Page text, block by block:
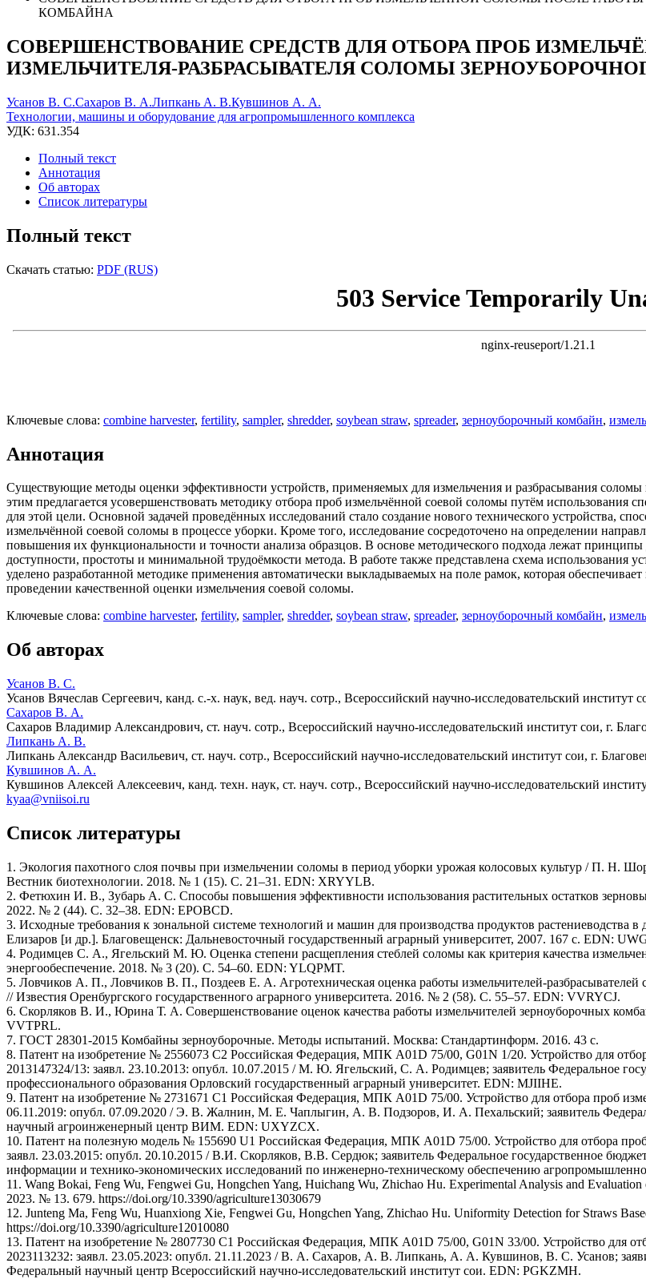
КОМБАЙНА
СОВЕРШЕНСТВОВАНИЕ СРЕДСТВ ДЛЯ ОТБОРА ПРОБ
ИЗМЕЛЬЧИТЕЛЯ-РАЗБРАСЫВАТЕЛЯ СОЛОМЫ
Усанов В. С.Сахаров В. А.Липкань А. В.Кувшинов А. А.
Технологии, машины и оборудование для агропромышленного комплекса
УДК: 631.354
Полный текст
Аннотация
Об авторах
Список литературы
Полный текст
Скачать статью: PDF (RUS)
Ключевые слова: combine harvester, fertility, sampler, shredder, soybean straw, spreader, зерноуборочный комбайн,
Аннотация
Существующие методы оценки эффективности устройств, применяемых для измельчения и разбрасывания
этим предлагается усовершенствовать методику отбора проб измельчённой соевой соломы путём использования
для этой цели. Основной задачей проведённых исследований стало создание нового технического устройства,
измельчённой соевой соломы в процессе уборки. Кроме того, исследование сосредоточено на определении
повышения их функциональности и точности анализа образцов. В основе методического подхода лежат
доступности, простоты и минимальной трудоёмкости метода. В работе также представлена схема
уделено разработанной методике применения автоматически выкладываемых на поле рамок, которая
проведении качественной оценки измельчения соевой соломы.
Ключевые слова: combine harvester, fertility, sampler, shredder, soybean straw, spreader, зерноуборочный комбайн,
Об авторах
Усанов В. С.
Усанов Вячеслав Сергеевич, канд. с.-х. наук, вед. науч. сотр., Всероссийский научно-исследовательский институт
Сахаров В. А.
Сахаров Владимир Александрович, ст. науч. сотр., Всероссийский научно-исследовательский институт сои, г.
Липкань А. В.
Липкань Александр Васильевич, ст. науч. сотр., Всероссийский научно-исследовательский институт сои, г.
Кувшинов А. А.
Кувшинов Алексей Алексеевич, канд. техн. наук, ст. науч. сотр., Всероссийский научно-исследовательский
kyaa@vniisoi.ru
Список литературы
1. Экология пахотного слоя почвы при измельчении соломы в период уборки урожая колосовых культур / П.
Вестник биотехнологии. 2018. № 1 (15). С. 21–31. EDN: XRYYLB.
2. Фетюхин И. В., Зубарь А. С. Способы повышения эффективности использования растительных остатков
2022. № 2 (44). С. 32–38. EDN: EPOBCD.
3. Исходные требования к зональной системе технологий и машин для производства продуктов
Елизаров [и др.]. Благовещенск: Дальневосточный государственный аграрный университет, 2007. 167 с. EDN:
4. Родимцев С. А., Ягельский М. Ю. Оценка степени расщепления стеблей соломы как критерия качества
энергообеспечение. 2018. № 3 (20). С. 54–60. EDN: YLQPMT.
5. Ловчиков А. П., Ловчиков В. П., Поздеев Е. А. Агротехническая оценка работы измельчителей-
// Известия Оренбургского государственного аграрного университета. 2016. № 2 (58). С. 55–57. EDN: VVRYCJ.
6. Скорляков В. И., Юрина Т. А. Совершенствование оценок качества работы измельчителей зерноуборочных
VVTPRL.
7. ГОСТ 28301-2015 Комбайны зерноуборочные. Методы испытаний. Москва: Стандартинформ. 2016. 43 с.
8. Патент на изобретение № 2556073 C2 Российская Федерация, МПК A01D 75/00, G01N 1/20. Устройство для
2013147324/13: заявл. 23.10.2013: опубл. 10.07.2015 / М. Ю. Ягельский, С. А. Родимцев; заявитель Федеральное
профессионального образования Орловский государственный аграрный университет. EDN: MJIIHE.
9. Патент на изобретение № 2731671 C1 Российская Федерация, МПК A01D 75/00. Устройство для отбора проб
06.11.2019: опубл. 07.09.2020 / Э. В. Жалнин, М. Е. Чаплыгин, А. В. Подзоров, И. А. Пехальский; заявитель
научный агроинженерный центр ВИМ. EDN: UXYZCX.
10. Патент на полезную модель № 155690 U1 Российская Федерация, МПК A01D 75/00. Устройство для отбора
заявл. 23.03.2015: опубл. 20.10.2015 / В.И. Скорляков, В.В. Сердюк; заявитель Федеральное государственное
информации и технико-экономических исследований по инженерно-техническому обеспечению
11. Wang Bokai, Feng Wu, Fengwei Gu, Hongchen Yang, Huichang Wu, Zhichao Hu. Experimental Analysis and
2023. № 13. 679. https://doi.org/10.3390/agriculture13030679
12. Junteng Ma, Feng Wu, Huanxiong Xie, Fengwei Gu, Hongchen Yang, Zhichao Hu. Uniformity Detection for Straws
https://doi.org/10.3390/agriculture12010080
13. Патент на изобретение № 2807730 C1 Российская Федерация, МПК A01D 75/00, G01N 33/00. Устройство для
2023113232: заявл. 23.05.2023: опубл. 21.11.2023 / В. А. Сахаров, А. В. Липкань, А. А. Кувшинов, В. С. Усанов;
Федеральный научный центр Всероссийский научно-исследовательский институт сои. EDN: PGKZMH.